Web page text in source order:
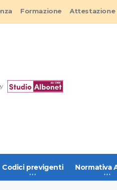
Formazione Attestazione
Codici previgenti Normativa